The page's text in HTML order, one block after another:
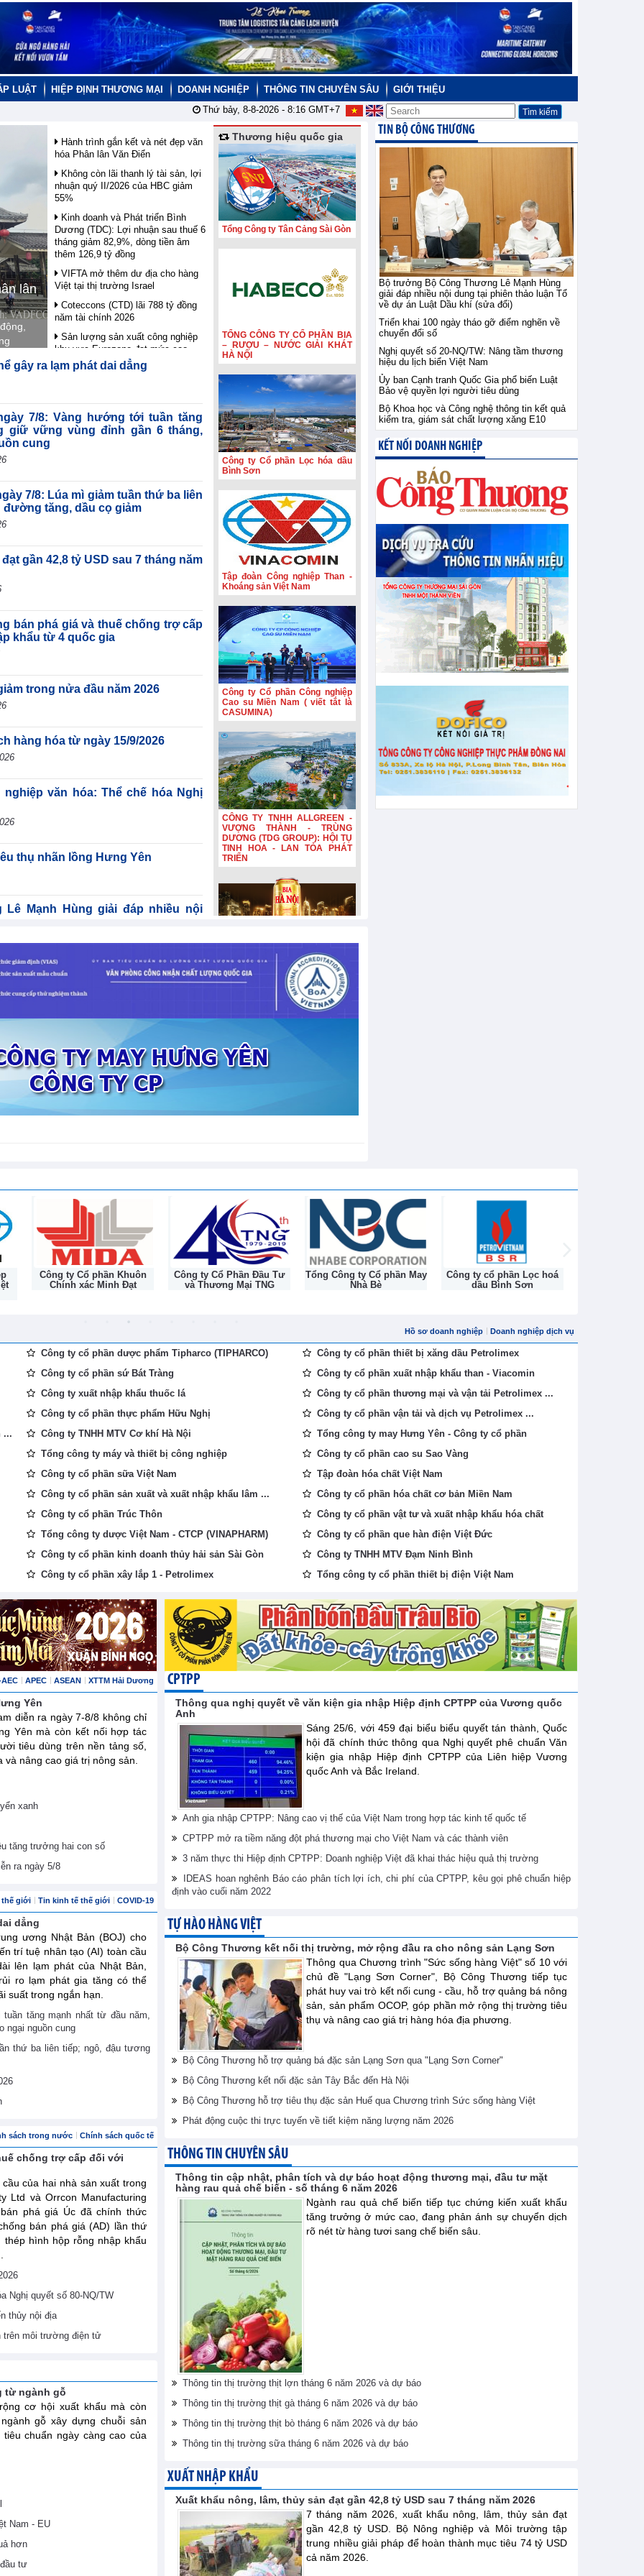
LUẬT HIỆP ĐỊNH THƯƠNG MẠI DOANH NGHIỆP THÔNG TIN CHUYÊN SÂU
GIỚI THIỆU
Thứ bảy, 8-8-2026 - 8:16GMT+7
lân
Hành trình gắn kết và nét đẹp văn
hóa Phân lân Văn Điển
Không còn lãi thanh lý tài sản, lợi
nhuận quý II/2026 của HBC giảm
55%
Kinh doanh và Phát triển Bình
Dương (TDC): Lợi nhuận sau thuế 6
tháng giảm 82,9%, dòng tiền âm
thêm 126,9 tỷ đồng
VIFTA mở thêm dư địa cho hàng
Việt tại thị trường Israel
Coteccons (CTD) lãi 788 tỷ đồng
năm tài chính 2026
Sản lượng sản xuất công nghiệp
khu vực Eurozone đạt mức cao
nhất trong gần 4 năm rưỡi
lượng cao
Hoạt động sản xuất của Hoa Kỳ
đạt mức cao nhất trong hơn bốn
tháng 7: Xuất nhập khẩu ước đạt
659,6 tỷ USD, tăng 28,1%
gây ra lạm phát dai dẳng
7/8: Vàng hướng tới tuần tăng
giữ vững vùng đỉnh gần 6 tháng,
cung
7/8: Lúa mì giảm tuần thứ ba liên
tăng, dầu cọ giảm
gần 42,8 tỷ USD sau 7 tháng năm
bán phá giá và thuế chống trợ cấp
khẩu từ 4 quốc gia
trong nửa đầu năm 2026
hàng hóa từ ngày 15/9/2026
văn hóa: Thể chế hóa Nghị
thụ nhãn lồng Hưng Yên
Mạnh Hùng giải đáp nhiều nội
tăng trưởng mạnh nhất trong hơn
Thương hiệu quốc gia
Tổng Công ty Tân Cảng Sài Gòn
TỔNG CÔNG TY CỔ PHẦN BIA
– RƯỢU – NƯỚC GIẢI KHÁT
HÀ NỘI
Công ty Cổ phần Lọc hóa dầu
Bình Sơn
Tập đoàn Công nghiệp Than -
Khoáng sản Việt Nam
Công ty Cổ phần Công nghiệp
Cao su Miền Nam ( viết tắt là
CASUMINA)
CÔNG TY TNHH ALLGREEN -
VƯỢNG THÀNH - TRÙNG
DƯƠNG (TDG GROUP): HỘI TỤ
TINH HOA - LAN TỎA PHÁT
TRIỂN
năm Bia Hà Nội đổi nhận diện,
tiếp nối hành trình lịch sử hơn
132 năm
TIN BỘ CÔNG THƯƠNG
Bộ trưởng Bộ Công Thương Lê Mạnh Hùng
giải đáp nhiều nội dung tại phiên thảo luận Tổ
về dự án Luật Dầu khí (sửa đổi)
Triển khai 100 ngày tháo gỡ điểm nghẽn về
chuyển đổi số
Nghị quyết số 20-NQ/TW: Nâng tầm thương
hiệu du lịch biển Việt Nam
Ủy ban Cạnh tranh Quốc Gia phổ biến Luật
Bảo vệ quyền lợi người tiêu dùng
Bộ Khoa học và Công nghệ thông tin kết quả
kiểm tra, giám sát chất lượng xăng E10
KẾT NỐI DOANH NGHIỆP
Công ty Cổ phần Khuôn
Chính xác Minh Đạt
Công ty Cổ Phần Đầu Tư
và Thương Mại TNG
Tổng Công ty Cổ phần May
Nhà Bè
Công ty cổ phần Lọc hoá
dầu Bình Sơn
Hồ sơ doanh nghiệp Doanh nghiệp dịch vụ
...
Công ty cổ phần dược phẩm Tipharco (TIPHARCO)
Công ty cổ phần sứ Bát Tràng
Công ty xuất nhập khẩu thuốc lá
Công ty cổ phần thực phẩm Hữu Nghị
Công ty TNHH MTV Cơ khí Hà Nội
Tổng công ty máy và thiết bị công nghiệp
Công ty cổ phần sữa Việt Nam
Công ty cổ phần sản xuất và xuất nhập khẩu lâm ...
Công ty cổ phần Trúc Thôn
Tổng công ty dược Việt Nam - CTCP (VINAPHARM)
Công ty cổ phần kinh doanh thủy hải sản Sài Gòn
Công ty cổ phần xây lắp 1 - Petrolimex
Công ty cổ phần thiết bị xăng dầu Petrolimex
Công ty cổ phần xuất nhập khẩu than - Viacomin
Công ty cổ phần thương mại và vận tải Petrolimex ...
Công ty cổ phần vận tải và dịch vụ Petrolimex ...
Tổng công ty may Hưng Yên - Công ty cổ phần
Công ty cổ phần cao su Sao Vàng
Tập đoàn hóa chất Việt Nam
Công ty cổ phần hóa chất cơ bản Miền Nam
Công ty cổ phần vật tư và xuất nhập khẩu hóa chất
Công ty cổ phần que hàn điện Việt Đức
Công ty TNHH MTV Đạm Ninh Bình
Tổng công ty cổ phần thiết bị điện Việt Nam
APEC ASEAN XTTM Hải Dương
Yên
diễn ra ngày 7-8/8 không chỉ
Yên mà còn kết nối hợp tác
tiêu dùng trên nền tảng số,
nâng cao giá trị nông sản.
xanh
tăng trưởng hai con số
ra ngày 5/8
thế giới Tin kinh tế thế giới COVID-19
dẳng
ương Nhật Bản (BOJ) cho
trí tuệ nhân tạo (AI) toàn cầu
lên lạm phát của Nhật Bản,
ro lạm phát gia tăng có thể
suất trong ngắn hạn.
tăng mạnh nhất từ đầu năm,
ngại nguồn cung
thứ ba liên tiếp; ngô, đậu tương
sách trong nước Chính sách quốc tế
chống trợ cấp đối với
của hai nhà sản xuất trong
Ltd và Orrcon Manufacturing
phá giá Úc đã chính thức
bán phá giá (AD) lần thứ
hình hộp rỗng nhập khẩu
Nghị quyết số 80-NQ/TW
thủy nội địa
trên môi trường điện tử
từ ngành gỗ
cơ hội xuất khẩu mà còn
gỗ xây dựng chuỗi sản
chuẩn ngày càng cao của
Nam - EU
hơn
tư
CPTPP
Thông qua nghị quyết về văn kiện gia nhập Hiệp định CPTPP của Vương quốc
Anh
Sáng 25/6, với 459 đại biểu biểu quyết tán thành, Quốc
hội đã chính thức thông qua Nghị quyết phê chuẩn Văn
kiện gia nhập Hiệp định CPTPP của Liên hiệp Vương
quốc Anh và Bắc Ireland.
Anh gia nhập CPTPP: Nâng cao vị thế của Việt Nam trong hợp tác kinh tế quốc tế
CPTPP mở ra tiềm năng đột phá thương mại cho Việt Nam và các thành viên
3 năm thực thi Hiệp định CPTPP: Doanh nghiệp Việt đã khai thác hiệu quả thị trường
IDEAS hoan nghênh Báo cáo phân tích lợi ích, chi phí của CPTPP, kêu gọi phê chuẩn hiệp
định vào cuối năm 2022
TỰ HÀO HÀNG VIỆT
Bộ Công Thương kết nối thị trường, mở rộng đầu ra cho nông sản Lạng Sơn
Thông qua Chương trình "Sức sống hàng Việt" số 10 với
chủ đề "Lạng Sơn Corner", Bộ Công Thương tiếp tục
phát huy vai trò kết nối cung - cầu, hỗ trợ quảng bá nông
sản, sản phẩm OCOP, góp phần mở rộng thị trường tiêu
thụ và nâng cao giá trị hàng hóa địa phương.
Bộ Công Thương hỗ trợ quảng bá đặc sản Lạng Sơn qua "Lạng Sơn Corner"
Bộ Công Thương kết nối đặc sản Tây Bắc đến Hà Nội
Bộ Công Thương hỗ trợ tiêu thụ đặc sản Huế qua Chương trình Sức sống hàng Việt
Phát động cuộc thi trực tuyến về tiết kiệm năng lượng năm 2026
THÔNG TIN CHUYÊN SÂU
Thông tin cập nhật, phân tích và dự báo hoạt động thương mại, đầu tư mặt
hàng rau quả chế biến - số tháng 6 năm 2026
Ngành rau quả chế biến tiếp tục chứng kiến xuất khẩu
tăng trưởng ở mức cao, đang phản ánh sự chuyển dịch
rõ nét từ hàng tươi sang chế biến sâu.
Thông tin thị trường thịt lợn tháng 6 năm 2026 và dự báo
Thông tin thị trường thịt gà tháng 6 năm 2026 và dự báo
Thông tin thị trường thịt bò tháng 6 năm 2026 và dự báo
Thông tin thị trường sữa tháng 6 năm 2026 và dự báo
XUẤT NHẬP KHẨU
Xuất khẩu nông, lâm, thủy sản đạt gần 42,8 tỷ USD sau 7 tháng năm 2026
7 tháng năm 2026, xuất khẩu nông, lâm, thủy sản đạt
gần 42,8 tỷ USD. Bộ Nông nghiệp và Môi trường tập
trung nhiều giải pháp để hoàn thành mục tiêu 74 tỷ USD
cả năm 2026.